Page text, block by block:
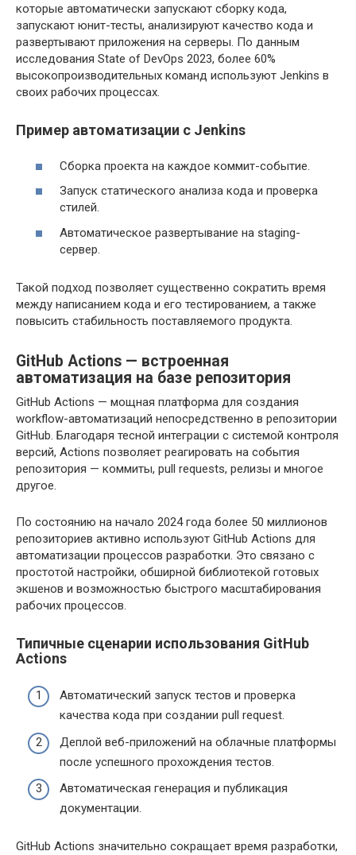
которые автоматически запускают сборку кода,
запускают юнит-тесты, анализируют качество кода и
развертывают приложения на серверы. По данным
исследования State of DevOps 2023, более 60%
высокопроизводительных команд используют Jenkins в
своих рабочих процессах.
Пример автоматизации с Jenkins
Сборка проекта на каждое коммит-событие.
Запуск статического анализа кода и проверка
стилей.
Автоматическое развертывание на staging-
сервер.
Такой подход позволяет существенно сократить время
между написанием кода и его тестированием, а также
повысить стабильность поставляемого продукта.
GitHub Actions — встроенная
автоматизация на базе репозитория
GitHub Actions — мощная платформа для создания
workflow-автоматизаций непосредственно в репозитории
GitHub. Благодаря тесной интеграции с системой контроля
версий, Actions позволяет реагировать на события
репозитория — коммиты, pull requests, релизы и многое
другое.
По состоянию на начало 2024 года более 50 миллионов
репозиториев активно используют GitHub Actions для
автоматизации процессов разработки. Это связано с
простотой настройки, обширной библиотекой готовых
экшенов и возможностью быстрого масштабирования
рабочих процессов.
Типичные сценарии использования GitHub
Actions
Автоматический запуск тестов и проверка
качества кода при создании pull request.
Деплой веб-приложений на облачные платформы
после успешного прохождения тестов.
Автоматическая генерация и публикация
документации.
GitHub Actions значительно сокращает время разработки,